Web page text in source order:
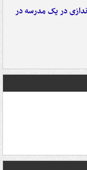
در یک مدرسه در